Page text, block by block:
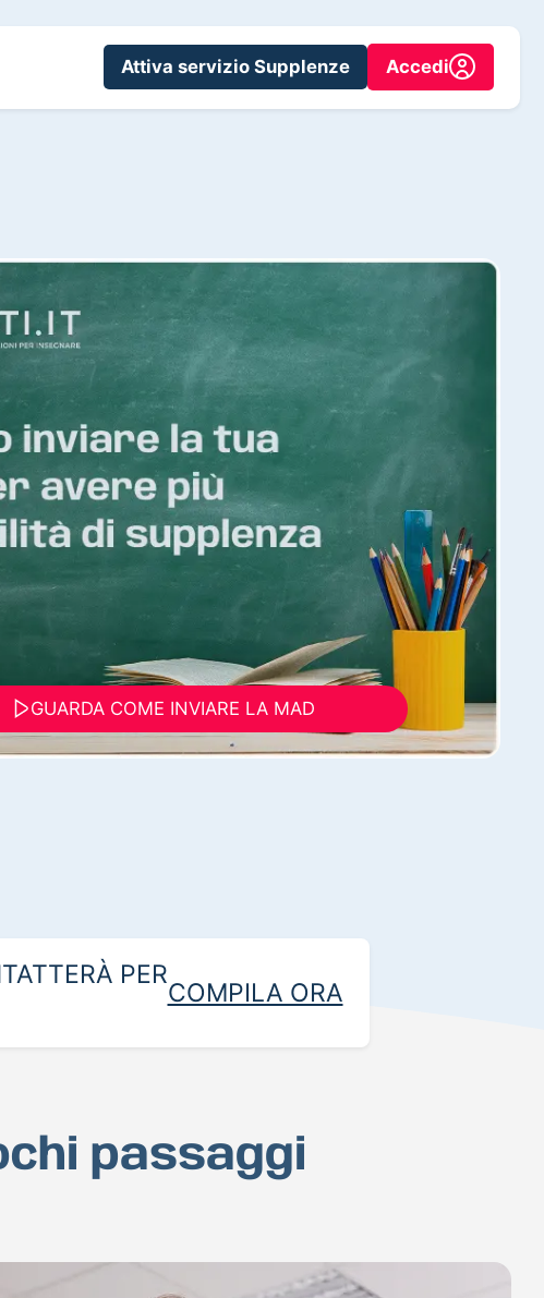
Attiva servizio Supplenze Accedi
GUARDA COME INVIARE LA MAD
PER
COMPILA ORA
passaggi